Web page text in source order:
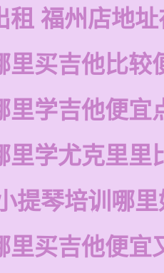
租 福州店地
里买吉他比较
里学吉他便宜
里学尤克里里
提琴培训哪里
里买吉他便宜